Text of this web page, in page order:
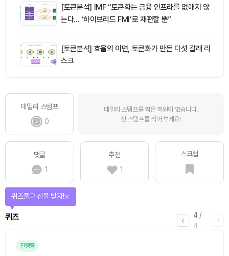
[토큰분석] IMF “토큰화는 금융 인프라를 없애지 않
는다… ‘하이브리드 FMI’로 재편할 뿐”
[토큰분석] 효율의 이면, 토큰화가 만든 다섯 갈래 리
스크
데일리 스탬프
0
데일리 스탬프를 찍은 회원이 없습니다.
첫 스탬프를 찍어 보세요!
댓글
1
추천
1
스크랩
4 /
4
퀴즈
퀴즈풀고 선물 받자!
진행중